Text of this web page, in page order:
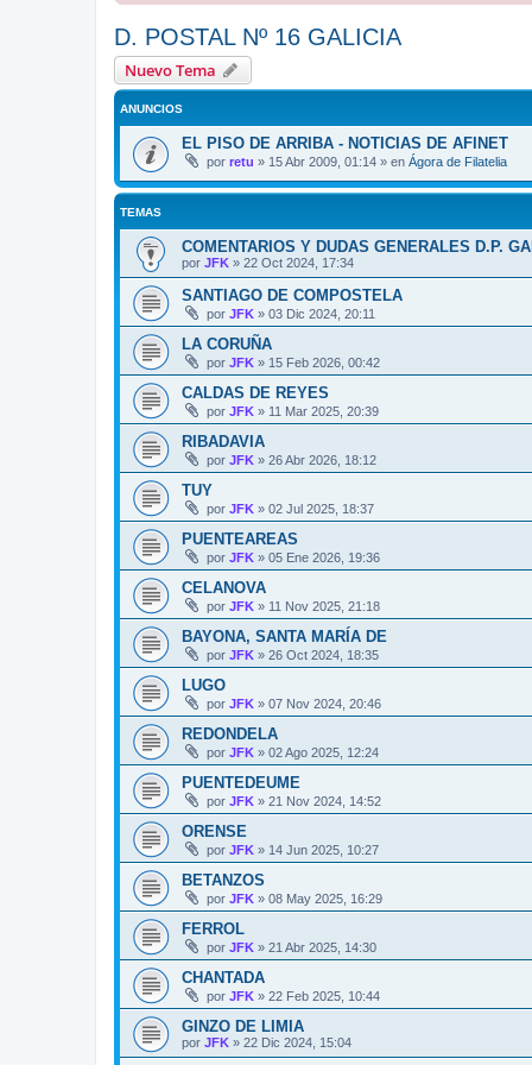
D. POSTAL Nº 16 GALICIA
Nuevo Tema
ANUNCIOS
EL PISO DE ARRIBA - NOTICIAS DE AFINET
por retu » 15 Abr 2009, 01:14 » en Ágora de Filatelia
TEMAS
COMENTARIOS Y DUDAS GENERALES D.P.
por JFK » 22 Oct 2024, 17:34
SANTIAGO DE COMPOSTELA
por JFK » 03 Dic 2024, 20:11
LA CORUÑA
por JFK » 15 Feb 2026, 00:42
CALDAS DE REYES
por JFK » 11 Mar 2025, 20:39
RIBADAVIA
por JFK » 26 Abr 2026, 18:12
TUY
por JFK » 02 Jul 2025, 18:37
PUENTEAREAS
por JFK » 05 Ene 2026, 19:36
CELANOVA
por JFK » 11 Nov 2025, 21:18
BAYONA, SANTA MARÍA DE
por JFK » 26 Oct 2024, 18:35
LUGO
por JFK » 07 Nov 2024, 20:46
REDONDELA
por JFK » 02 Ago 2025, 12:24
PUENTEDEUME
por JFK » 21 Nov 2024, 14:52
ORENSE
por JFK » 14 Jun 2025, 10:27
BETANZOS
por JFK » 08 May 2025, 16:29
FERROL
por JFK » 21 Abr 2025, 14:30
CHANTADA
por JFK » 22 Feb 2025, 10:44
GINZO DE LIMIA
por JFK » 22 Dic 2024, 15:04